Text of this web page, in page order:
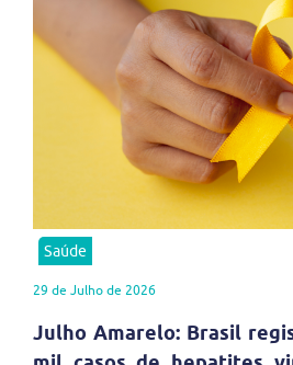
Saúde
29 de Julho de 2026
Julho Amarelo: Brasil